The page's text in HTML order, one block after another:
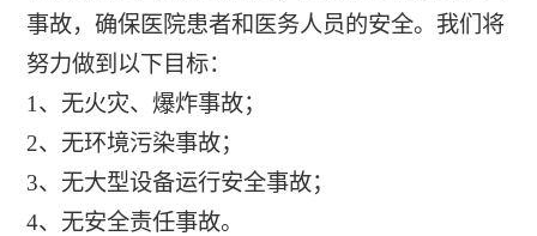
事故，确保医院患者和医务人员的安全。我们将
努力做到以下目标：
1、无火灾、爆炸事故；
2、无环境污染事故；
3、无大型设备运行安全事故；
4、无安全责任事故。